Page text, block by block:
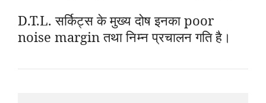
D.T.L. सर्किट्स के मुख्य दोष इनका poor
noise margin तथा निम्न प्रचालन गति है।